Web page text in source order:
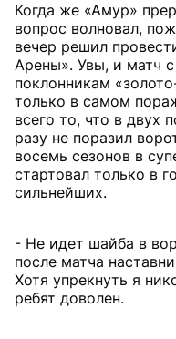
Когда же «Амур»
вопрос волновал,
вечер решил
Арены». Увы, и матч
поклонникам
только в самом
всего то, что в двух
разу не поразил
восемь сезонов в
стартовал только в
сильнейших.
- Не идет шайба в
после матча
Хотя упрекнуть я
ребят доволен.